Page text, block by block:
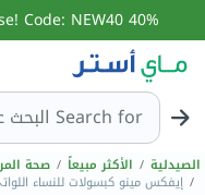
40% off 1st online pharmacy purchase! Code: NEW40
Search for
الصيدلية / الأكثر مبيعاً / صحة
/ إيفكس مينو كبسولات للنساء اللواتي